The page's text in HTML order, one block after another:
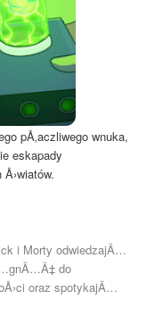
pÅ‚aczliwego wnuka,
eskapady
i Morty odwiedzajÄ…
do
oraz spotykajÄ…